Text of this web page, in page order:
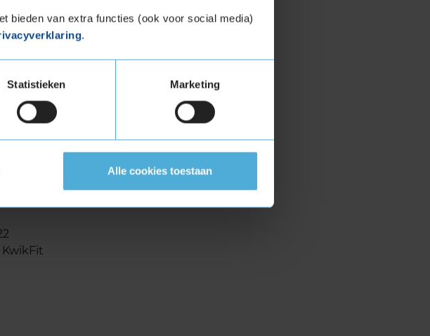
bieden van extra functies (ook voor social media)
.
Statistieken Marketing
Alle cookies toestaan
en
de
bij het
het